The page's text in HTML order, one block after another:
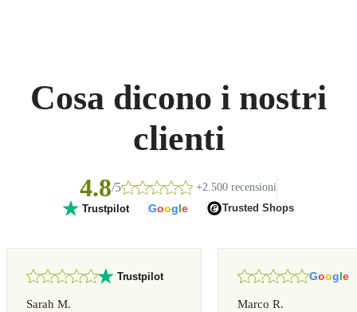
Cosa dicono i nostri
clienti
4.8/5 +2.500 recensioni
Trustpilot Google Trusted Shops
Trustpilot
Sarah M.
Google
Marco R.